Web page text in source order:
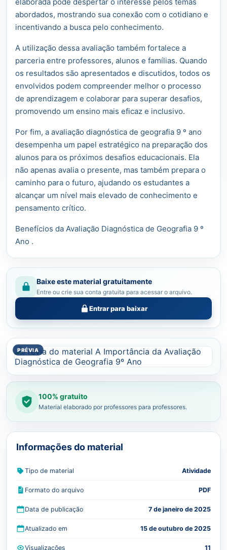
100% gratuito
Material elaborado por professores para professores.
abordados, mostrando sua conexão com o cotidiano e
incentivando a busca pelo conhecimento.
A utilização dessa avaliação também fortalece a
parceria entre professores, alunos e famílias. Quando
os resultados são apresentados e discutidos, todos os
envolvidos podem compreender melhor o processo
de aprendizagem e colaborar para superar desafios,
promovendo um ensino mais eficaz e inclusivo.
Por fim, a avaliação diagnóstica de geografia 9 º ano
desempenha um papel estratégico na preparação dos
alunos para os próximos desafios educacionais. Ela
não apenas avalia o presente, mas também prepara o
caminho para o futuro, ajudando os estudantes a
alcançar um nível mais elevado de conhecimento e
pensamento crítico.
Benefícios da Avaliação Diagnóstica de Geografia 9 º
Ano .
Baixe este material gratuitamente
Entre ou crie sua conta gratuita para acessar o arquivo.
Entrar para baixar
Informações do material
Tipo de material Atividade
Formato do arquivo PDF
Data de publicação 7 de janeiro de 2025
Atualizado em 15 de outubro de 2025
Visualizações 11